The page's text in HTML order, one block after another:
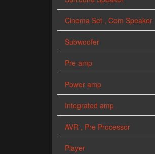
Cinema Set , Com Speaker
Subwoofer
Pre amp
Power amp
Integrated amp
AVR , Pre Processor
Player